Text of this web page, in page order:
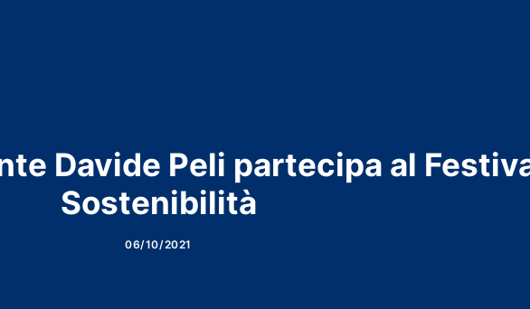
Davide Peli partecipa al
Sostenibilità
06/10/2021